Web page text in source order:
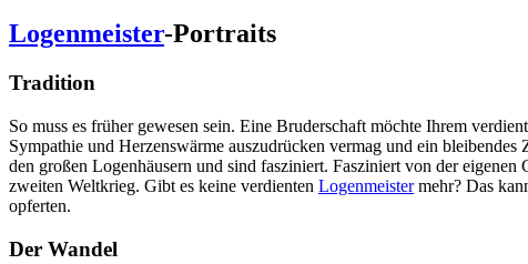
Logenmeister-Portraits
Tradition
So muss es früher gewesen sein. Eine Bruderschaft möchte Ihrem
Sympathie und Herzenswärme auszudrücken vermag und ein
den großen Logenhäusern und sind fasziniert. Fasziniert von der
zweiten Weltkrieg. Gibt es keine verdienten Logenmeistermehr? Das
opferten.
Der Wandel